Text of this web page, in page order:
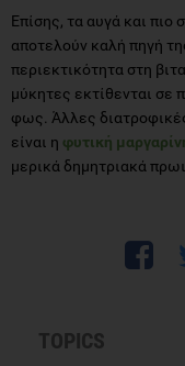
Επίσης, τα αυγά και πιο
αποτελούν καλή πηγή
περιεκτικότητα στη
μύκητες εκτίθενται σε
φως. Άλλες
είναι η φυτική
μερικά δημητριακά
TOPICS